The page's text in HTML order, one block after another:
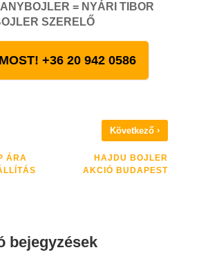
= NYÁRI TIBOR
SZERELŐ
+36 20 942 0586
ÁRA
Következő›
HAJDU BOJLER
AKCIÓ BUDAPEST
bejegyzések